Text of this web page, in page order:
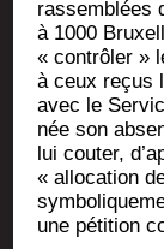
ras­sem­blées
à 1000
« contrô­ler »
à ceux reçus
avec le
née son
lui cou­ter,
« allo­ca­tion
une péti­tion